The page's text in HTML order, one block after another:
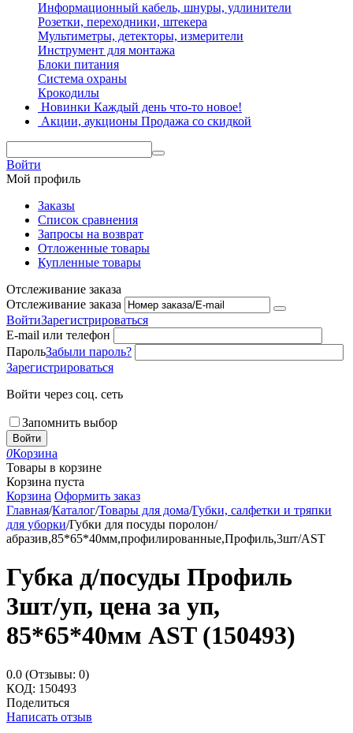
Информационный кабель, шнуры, удлинители
Розетки, переходники, штекера
Мультиметры, детекторы, измерители
Инструмент для монтажа
Блоки питания
Система охраны
Крокодилы
Новинки Каждый день что-то новое!
Акции, аукционы Продажа со скидкой
Войти
Мой профиль
Заказы
Список сравнения
Запросы на возврат
Отложенные товары
Купленные товары
Отслеживание заказа
Отслеживание заказа
ВойтиЗарегистрироваться
E-mail или телефон
ПарольЗабыли пароль?
Зарегистрироваться
Войти через соц. сеть
Запомнить выбор
Войти
0Корзина
Товары в корзине
Корзина пуста
Корзина Оформить заказ
Главная/Каталог/Товары для дома/Губки, салфетки и тряпки
для уборки/Губки для посуды поролон/
абразив,85*65*40мм,профилированные,Профиль,3шт/AST
Губка д/посуды Профиль
3шт/уп, цена за уп,
85*65*40мм AST (150493)
0.0 (Отзывы: 0)
КОД: 150493
Поделиться
Написать отзыв